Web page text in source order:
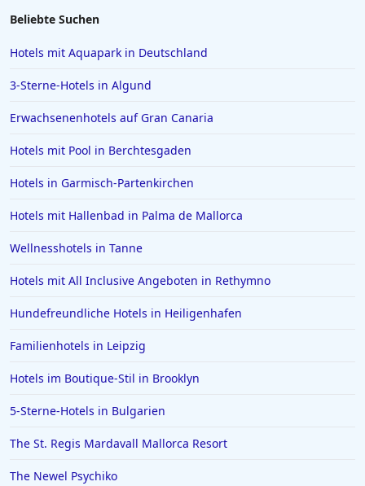
Beliebte Suchen
Hotels mit Aquapark in Deutschland
3-Sterne-Hotels in Algund
Erwachsenenhotels auf Gran Canaria
Hotels mit Pool in Berchtesgaden
Hotels in Garmisch-Partenkirchen
Hotels mit Hallenbad in Palma de Mallorca
Wellnesshotels in Tanne
Hotels mit All Inclusive Angeboten in Rethymno
Hundefreundliche Hotels in Heiligenhafen
Familienhotels in Leipzig
Hotels im Boutique-Stil in Brooklyn
5-Sterne-Hotels in Bulgarien
The St. Regis Mardavall Mallorca Resort
The Newel Psychiko